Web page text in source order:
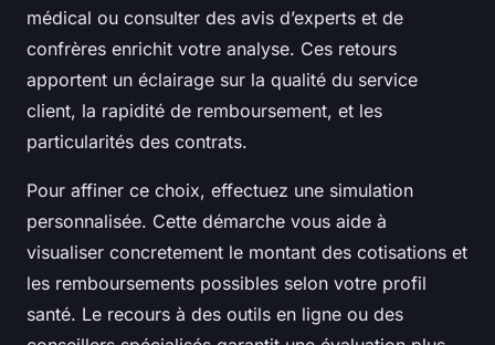
médical ou consulter des avis d’experts et de
confrères enrichit votre analyse. Ces retours
apportent un éclairage sur la qualité du service
client, la rapidité de remboursement, et les
particularités des contrats.
Pour affiner ce choix, effectuez une simulation
personnalisée. Cette démarche vous aide à
visualiser concretement le montant des cotisations et
les remboursements possibles selon votre profil
santé. Le recours à des outils en ligne ou des